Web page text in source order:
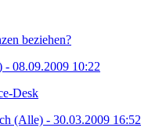
beziehen?
08.09.2009 10:22
Desk
(Alle) - 30.03.2009 16:52